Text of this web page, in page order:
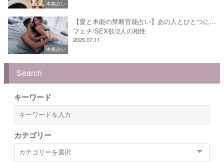
本格占い
本格占い
【愛と本能の禁断官能占い】あの人とひとつに…
フェチ/SEX欲/2人の相性
2025.07.11
Search
キーワード
カテゴリー